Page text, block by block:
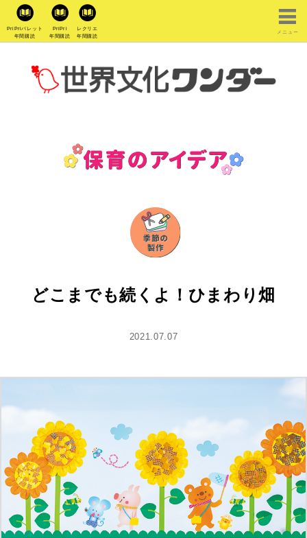
PriPriパレット
年間購読
PriPri
年間購読
レクリエ
年間購読
メニュー
どこまでも続くよ！ひまわり畑
2021.07.07